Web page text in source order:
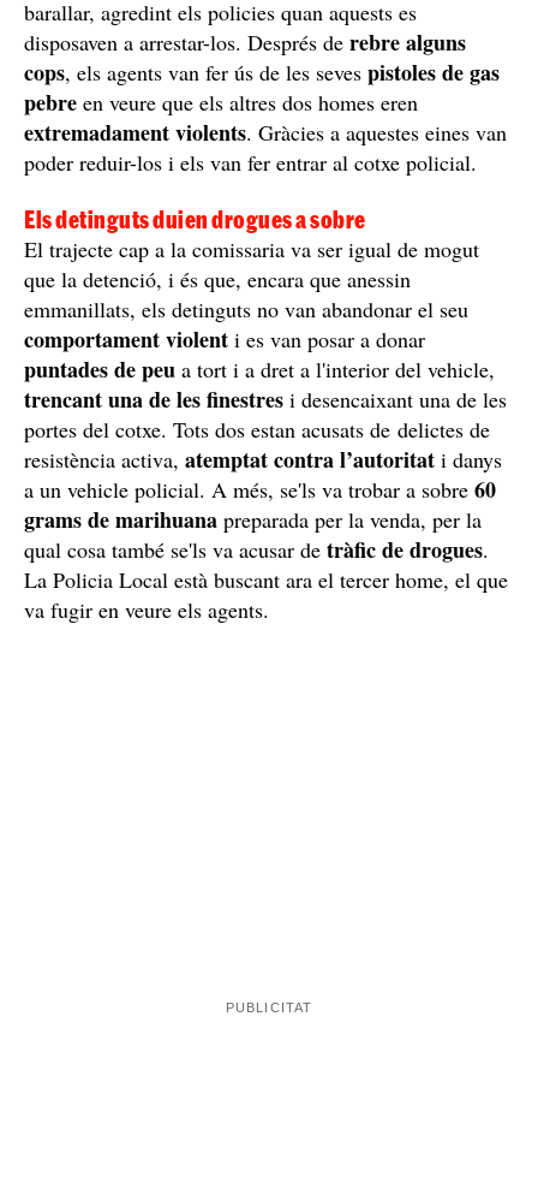
barallar, agredint els policies quan aquests es
disposaven a arrestar-los. Després de rebre alguns
cops, els agents van fer ús de les seves pistoles de gas
pebre en veure que els altres dos homes eren
extremadament violents. Gràcies a aquestes eines van
poder reduir-los i els van fer entrar al cotxe policial.
Els detinguts duien drogues a sobre
El trajecte cap a la comissaria va ser igual de mogut
que la detenció, i és que, encara que anessin
emmanillats, els detinguts no van abandonar el seu
comportament violent i es van posar a donar
puntades de peu a tort i a dret a l'interior del vehicle,
trencant una de les finestres i desencaixant una de les
portes del cotxe. Tots dos estan acusats de delictes de
resistència activa, atemptat contra l’autoritat i danys
a un vehicle policial. A més, se'ls va trobar a sobre 60
grams de marihuana preparada per la venda, per la
qual cosa també se'ls va acusar de tràfic de drogues.
La Policia Local està buscant ara el tercer home, el que
va fugir en veure els agents.